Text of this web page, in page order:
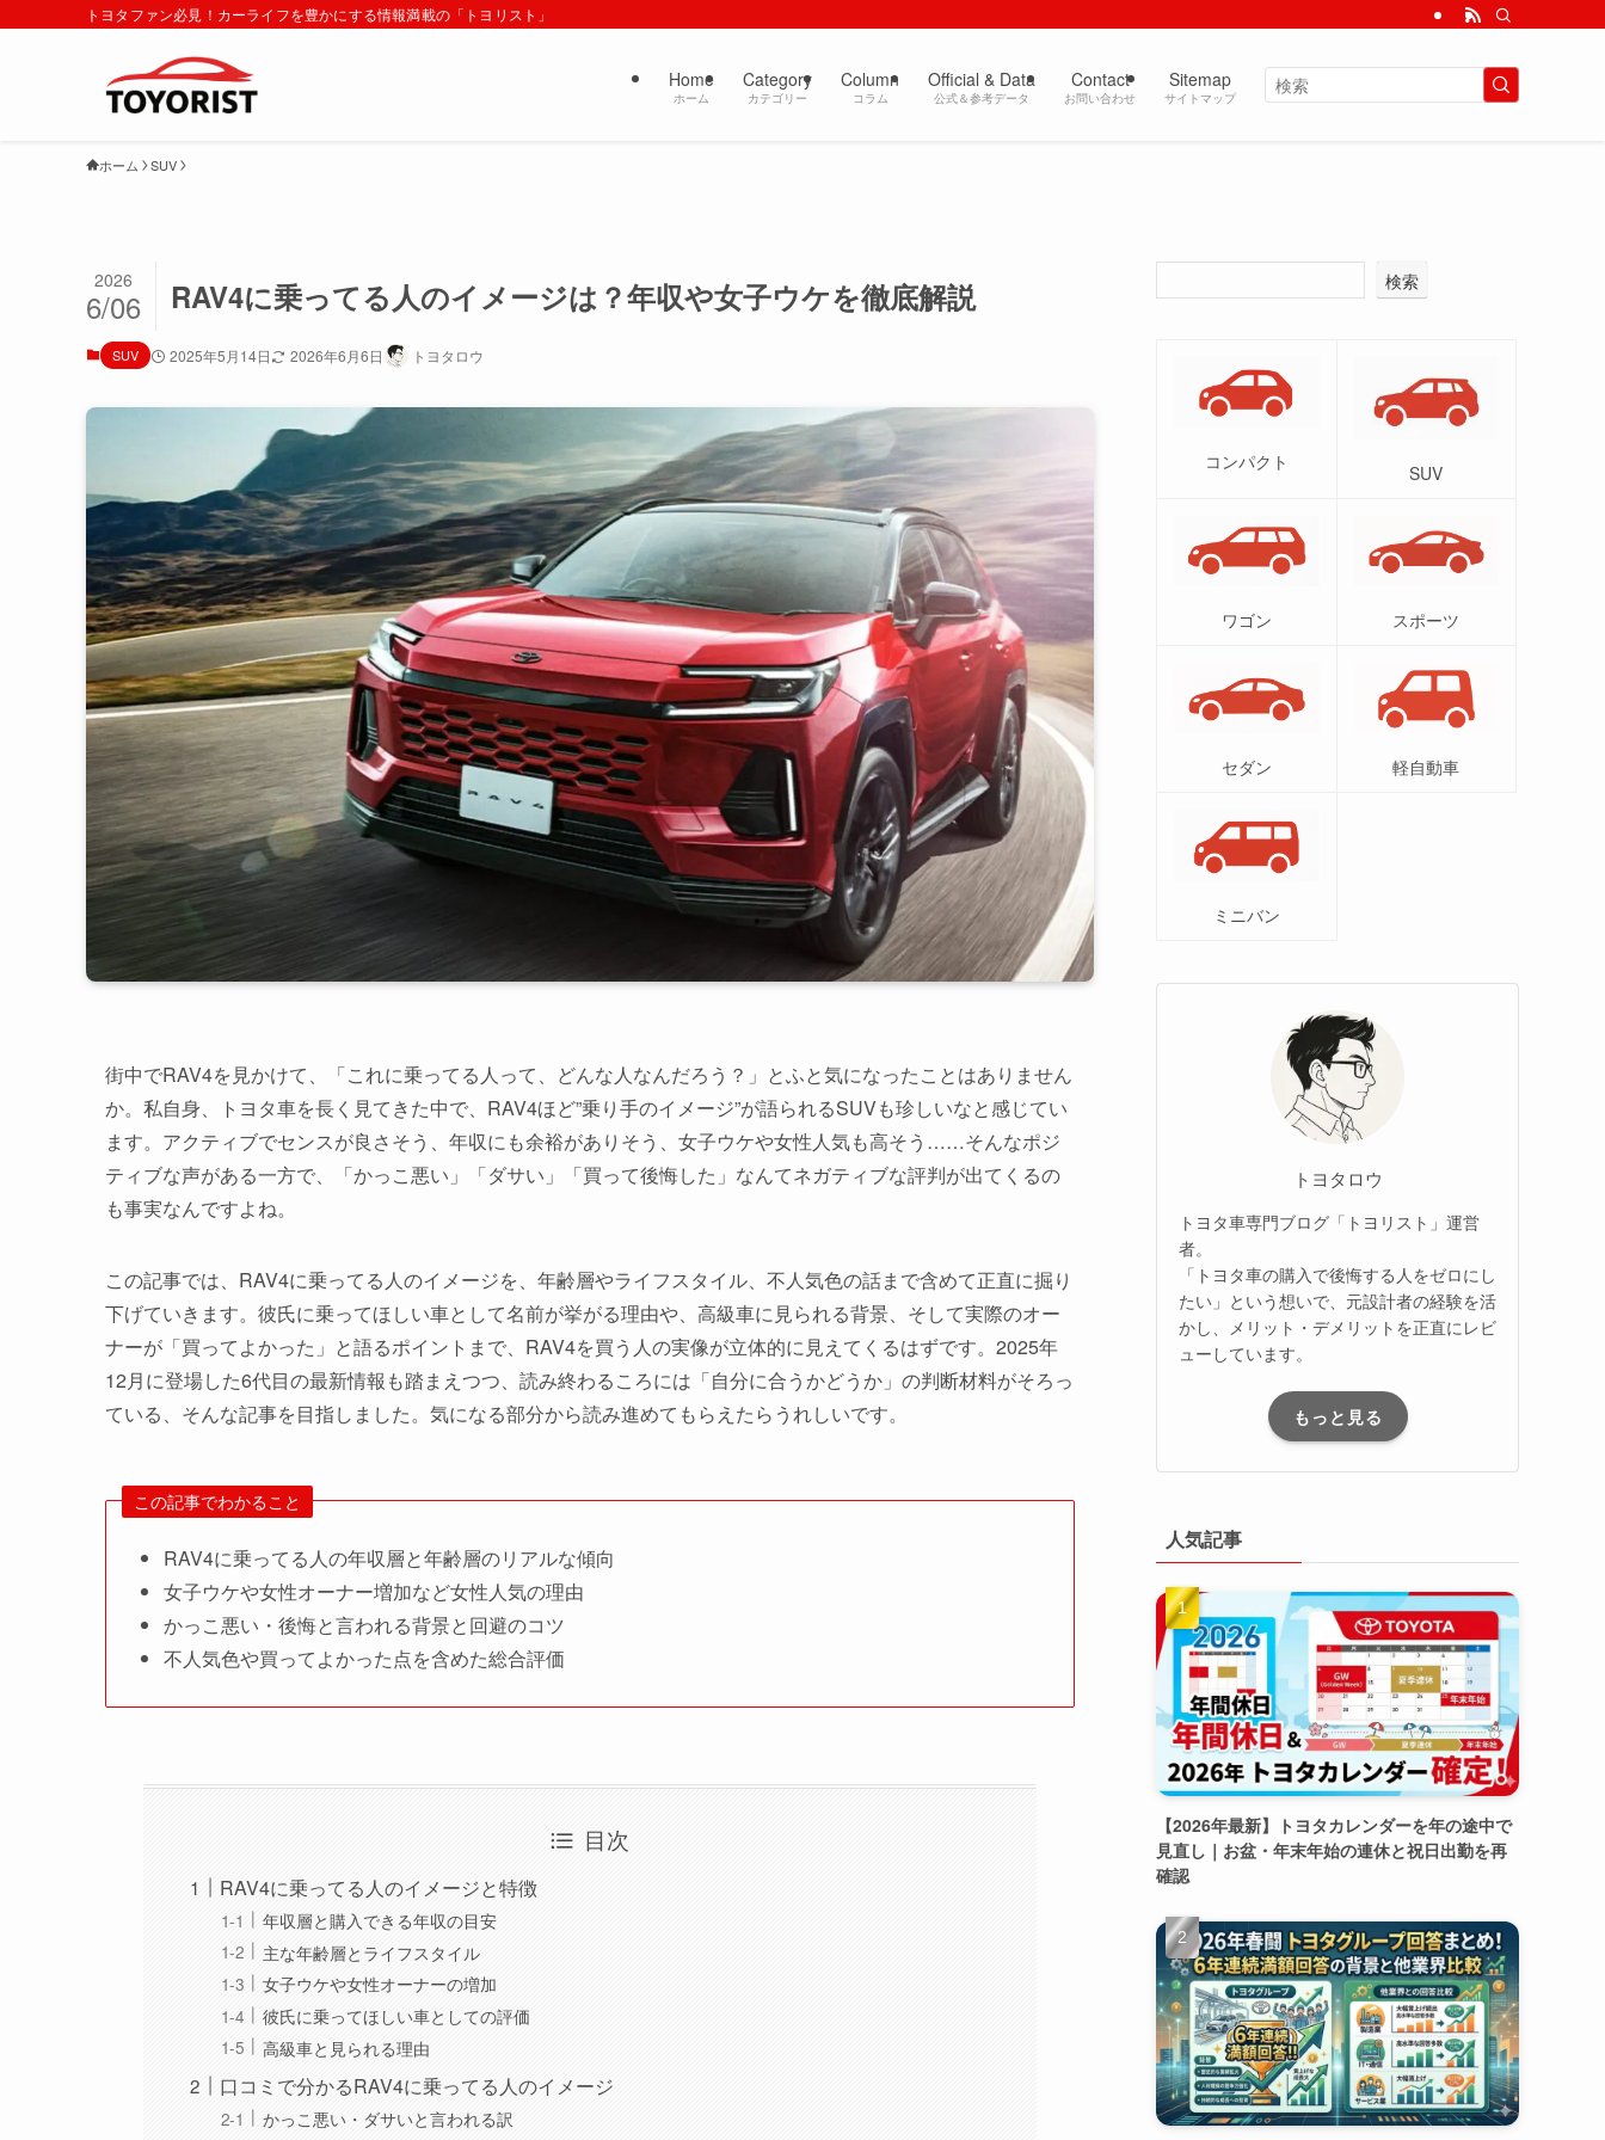
トヨタファン必見！カーライフを豊かにする情報満載の「トヨリスト」
Home
ホーム
Category
カテゴリー
Column
コラム
Official & Data
公式＆参考データ
Contact
お問い合わせ
Sitemap
サイトマップ
ホーム SUV
RAV4に乗ってる人のイメージは？年収や女子ウケを徹底解説
2026
6/06
SUV 2025年5月14日 2026年6月6日 トヨタロウ
街中でRAV4を見かけて、「これに乗ってる人って、どんな人なんだろう？」とふと気になったことはありません
か。私自身、トヨタ車を長く見てきた中で、RAV4ほど”乗り手のイメージ”が語られるSUVも珍しいなと感じてい
ます。アクティブでセンスが良さそう、年収にも余裕がありそう、女子ウケや女性人気も高そう……そんなポジ
ティブな声がある一方で、「かっこ悪い」「ダサい」「買って後悔した」なんてネガティブな評判が出てくるの
も事実なんですよね。
この記事では、RAV4に乗ってる人のイメージを、年齢層やライフスタイル、不人気色の話まで含めて正直に掘り
下げていきます。彼氏に乗ってほしい車として名前が挙がる理由や、高級車に見られる背景、そして実際のオー
ナーが「買ってよかった」と語るポイントまで、RAV4を買う人の実像が立体的に見えてくるはずです。2025年
12月に登場した6代目の最新情報も踏まえつつ、読み終わるころには「自分に合うかどうか」の判断材料がそろっ
ている、そんな記事を目指しました。気になる部分から読み進めてもらえたらうれしいです。
この記事でわかること
RAV4に乗ってる人の年収層と年齢層のリアルな傾向
女子ウケや女性オーナー増加など女性人気の理由
かっこ悪い・後悔と言われる背景と回避のコツ
不人気色や買ってよかった点を含めた総合評価
目次
RAV4に乗ってる人のイメージと特徴
年収層と購入できる年収の目安
主な年齢層とライフスタイル
女子ウケや女性オーナーの増加
彼氏に乗ってほしい車としての評価
高級車と見られる理由
口コミで分かるRAV4に乗ってる人のイメージ
かっこ悪い・ダサいと言われる訳
検索
コンパクト SUV
ワゴン スポーツ
セダン 軽自動車
ミニバン
トヨタロウ
トヨタ車専門ブログ「トヨリスト」運営
者。
「トヨタ車の購入で後悔する人をゼロにし
たい」という想いで、元設計者の経験を活
かし、メリット・デメリットを正直にレビ
ューしています。
もっと見る
人気記事
【2026年最新】トヨタカレンダーを年の途中で
見直し｜お盆・年末年始の連休と祝日出勤を再
確認